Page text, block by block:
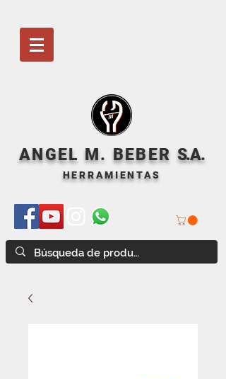
ANGEL M. BEBER S.A.
HERRAMIENTAS